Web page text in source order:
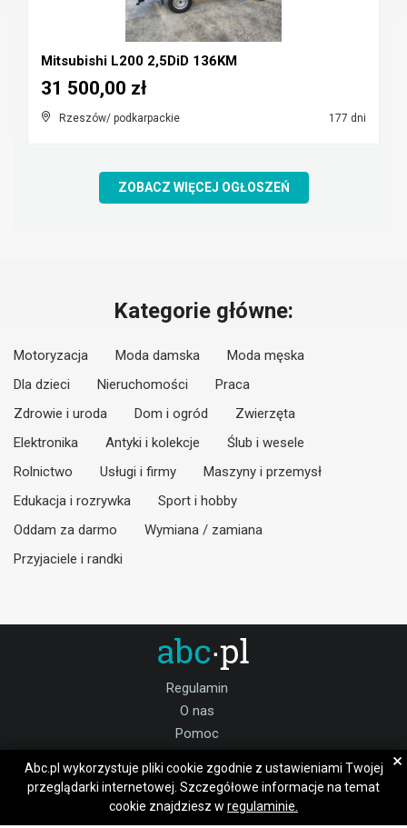
Mitsubishi L200 2,5DiD 136KM
Rzeszów/ podkarpackie 177 dni
31 500,00 zł
ZOBACZ WIĘCEJ OGŁOSZEŃ
Kategorie główne:
Motoryzacja Moda damska
Moda męska
Dla dzieci
Nieruchomości
Praca
Zdrowie i uroda
Dom i ogród
Zwierzęta
Elektronika
Antyki i kolekcje
Ślub i wesele
Rolnictwo
Usługi i firmy
Maszyny i przemysł
Edukacja i rozrywka
Sport i hobby
Oddam za darmo
Wymiana / zamiana
Przyjaciele i randki
Regulamin
O nas
Pomoc
Praca sanocki
Dołącz do nas:
Abc.pl wykorzystuje pliki cookie zgodnie z ustawieniami Twojej
przeglądarki internetowej. Szczegółowe informacje na temat
cookie znajdziesz w regulaminie.
×